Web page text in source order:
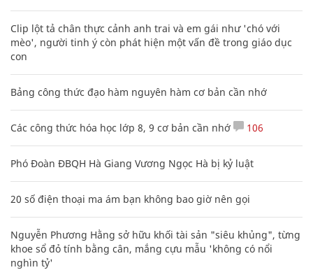
Clip lột tả chân thực cảnh anh trai và em gái như 'chó với
mèo', người tinh ý còn phát hiện một vấn đề trong giáo dục
con
Bảng công thức đạo hàm nguyên hàm cơ bản cần nhớ
Các công thức hóa học lớp 8, 9 cơ bản cần nhớ 106
Phó Đoàn ĐBQH Hà Giang Vương Ngọc Hà bị kỷ luật
20 số điện thoại ma ám bạn không bao giờ nên gọi
Nguyễn Phương Hằng sở hữu khối tài sản "siêu khủng", từng
khoe sổ đỏ tính bằng cân, mắng cựu mẫu 'không có nổi
nghìn tỷ'